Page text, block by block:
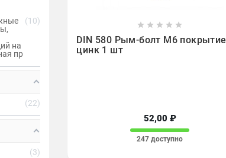
на
пр
10
22
3
 
    
DIN 580 Рым-болт М6 покрытие
цинк 1 шт
52,00 ₽
247 доступно